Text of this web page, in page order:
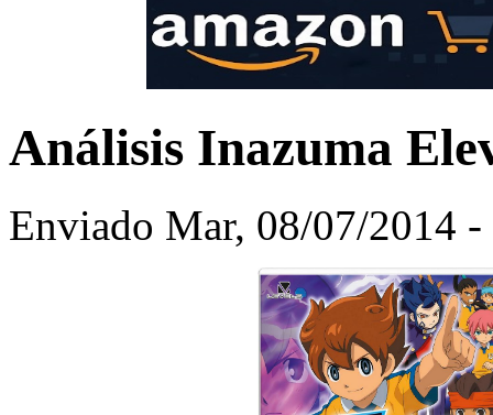
Análisis Inazuma
Enviado Mar, 08/07/2014